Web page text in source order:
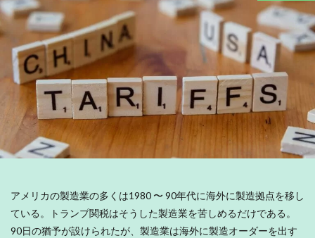
アメリカの製造業の多くは1980 〜 90年代に海外に製造拠点を移し
ている。トランプ関税はそうした製造業を苦しめるだけである。
90日の猶予が設けられたが、製造業は海外に製造オーダーを出す